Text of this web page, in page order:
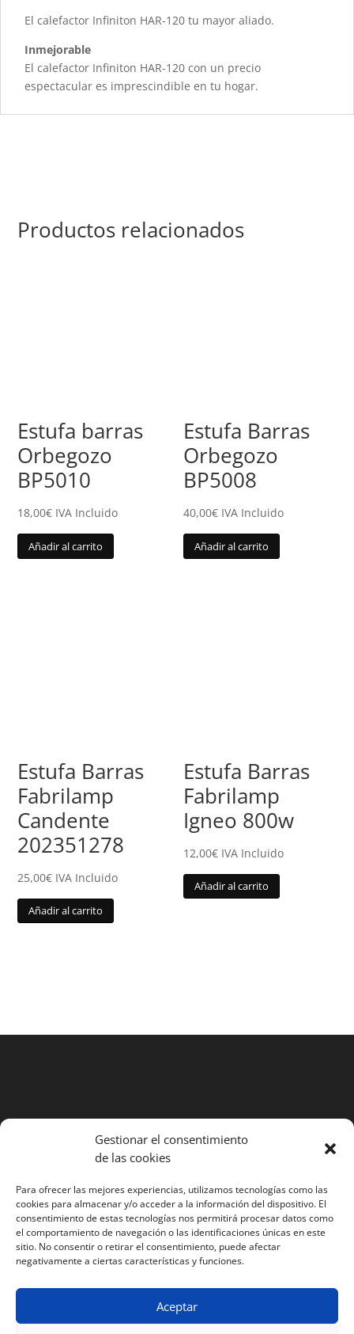
Gestionar el consentimiento
de las cookies
Para ofrecer las mejores experiencias, utilizamos tecnologías como las
cookies para almacenar y/o acceder a la información del dispositivo. El
consentimiento de estas tecnologías nos permitirá procesar datos como
el comportamiento de navegación o las identificaciones únicas en este
sitio. No consentir o retirar el consentimiento, puede afectar
negativamente a ciertas características y funciones.
Aceptar
El calefactor Infiniton HAR-120 tu mayor aliado.
Inmejorable
El calefactor Infiniton HAR-120 con un precio
espectacular es imprescindible en tu hogar.
Productos relacionados
Estufa barras
Orbegozo
BP5010
18,00€ IVA Incluido
Añadir al carrito
Estufa Barras
Orbegozo
BP5008
40,00€ IVA Incluido
Añadir al carrito
Estufa Barras
Fabrilamp
Candente
202351278
25,00€ IVA Incluido
Añadir al carrito
Estufa Barras
Fabrilamp
Igneo 800w
12,00€ IVA Incluido
Añadir al carrito
productos
Condiciones generales de contratación
Aviso legal y condiciones de uso
Politica de privacidad
Política de cookies (UE)